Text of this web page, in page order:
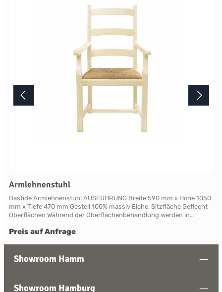
Armlehnenstuhl
Bastide Armlehnenstuhl AUSFÜHRUNG Breite 590 mm x Höhe 1050
mm x Tiefe 470 mm Gestell 100% massiv Eiche, Sitzfläche Geflecht
Oberflächen Während der Oberflächenbehandlung werden in
angewendet, die den Möbeln ein traditionelles, natürlich gealtertes
Charakter einer lebendigen Küche. Lieferbar in den zwei
Rouge, Blanc und Creme. Ihrem persönlichen Wunsch
Preis auf Anfrage
Showroom Hamm
Showroom Hamburg